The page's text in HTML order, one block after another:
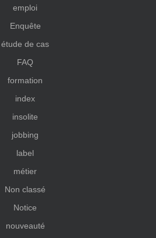
emploi
Enquête
étude de cas
FAQ
formation
index
insolite
jobbing
label
métier
Non classé
Notice
nouveauté